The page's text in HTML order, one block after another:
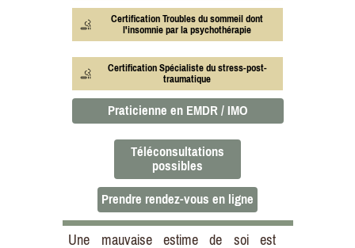
Certification Troubles du sommeil dont
l'insomnie par la psychothérapie
Certification Spécialiste du stress-post-
traumatique
Praticienne en EMDR / IMO
Téléconsultations
possibles
Prendre rendez-vous en ligne
Une mauvaise estime de soi est